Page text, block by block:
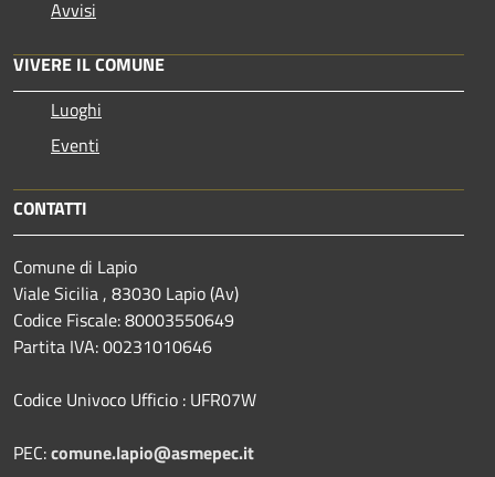
Avvisi
VIVERE IL COMUNE
Luoghi
Eventi
CONTATTI
Comune di Lapio
Viale Sicilia , 83030 Lapio (Av)
Codice Fiscale: 80003550649
Partita IVA: 00231010646
Codice Univoco Ufficio : UFR07W
PEC:comune.lapio@asmepec.it